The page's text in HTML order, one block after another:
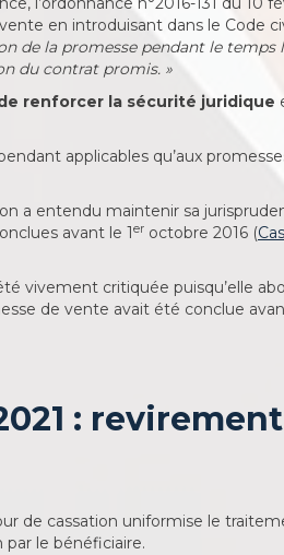
en introduisant dans le Code
de la promesse pendant le temps
du contrat promis. »
renforcer la sécurité juridique
applicables qu’aux
a entendu maintenir sa
avant le 1er octobre 2016 (
vivement critiquée puisqu’elle
de vente avait été conclue
:
de cassation uniformise le
le bénéficiaire.